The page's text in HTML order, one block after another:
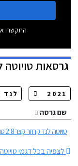
התקשרו
גרסאות
שם גרסה
טויוטה לנד קרוזר קצר 2.8 טורבו דיזל לקצ'ורי 4X4 אוטומט
לצפיה בכל דגמי